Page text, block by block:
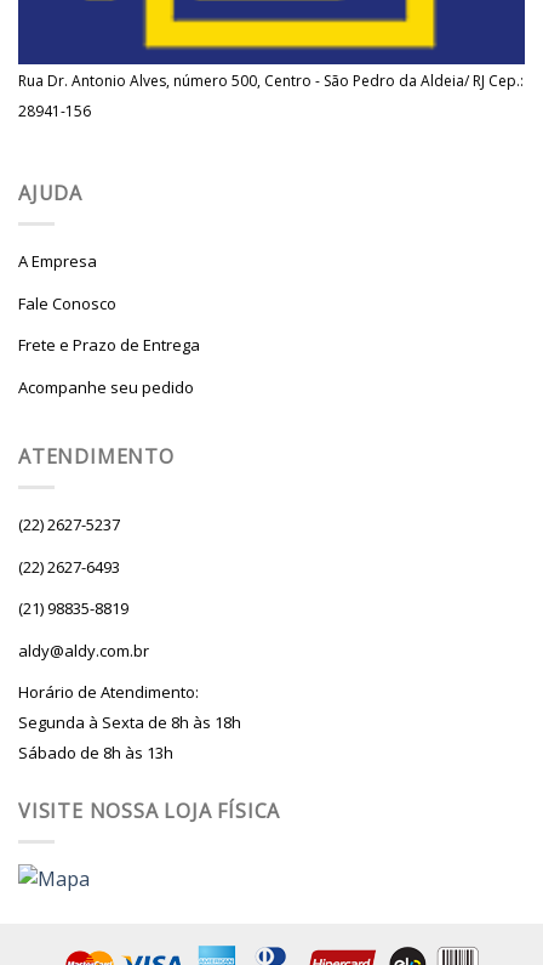
Rua Dr. Antonio Alves, número 500, Centro - São Pedro da Aldeia/ RJ Cep.:
28941-156
AJUDA
A Empresa
Fale Conosco
Frete e Prazo de Entrega
Acompanhe seu pedido
ATENDIMENTO
(22) 2627-5237
(22) 2627-6493
(21) 98835-8819
aldy@aldy.com.br
Horário de Atendimento:
Segunda à Sexta de 8h às 18h
Sábado de 8h às 13h
VISITE NOSSA LOJA FÍSICA